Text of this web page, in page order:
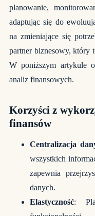
planowanie,
adaptując się do
na zmieniające się
partner biznesowy, który
W poniższym artykule
analiz finansowych.
Korzyści z
finansów
Centralizacja
wszystkich
zapewnia
danych.
Elastyczność: